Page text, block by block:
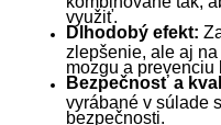
využiť.
Dlhodobý efekt:
zlepšenie, ale aj
mozgu a prevenciu
Bezpečnosť a
vyrábané v súlade
bezpečnosti.